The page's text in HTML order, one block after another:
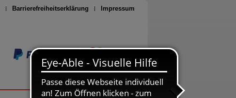
Barrierefreiheitserklärung Impressum
Seite drucken